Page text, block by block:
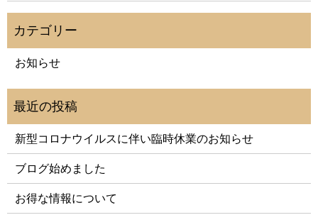
お知らせ
新型コロナウイルスに伴い臨時休業のお知らせ
ブログ始めました
お得な情報について